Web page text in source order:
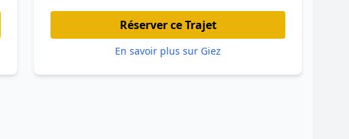
Réserver ce Trajet
En savoir plus sur Giez